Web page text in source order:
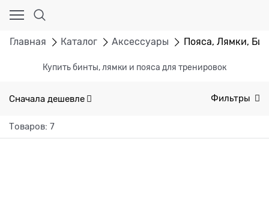
Главная Каталог Аксессуары Пояса, Лямки,
Купить бинты, лямки и пояса для тренировок
Сначала дешевле Фильтры
Товаров: 7